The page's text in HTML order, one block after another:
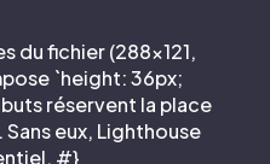
du fichier (288×121,
`height: 36px;
réservent la place
eux, Lighthouse
#}